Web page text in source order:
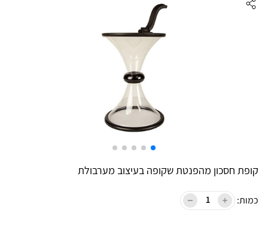
קופת חסכון מהפנטת שקופה בעיצוב מערבולת
כמות: